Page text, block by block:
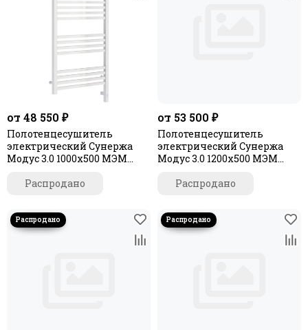
от 48 550 ₽
Полотенцесушитель
электрический Сунержа
Модус 3.0 1000х500 МЭМ
Распродано
от 53 500 ₽
Полотенцесушитель
электрический Сунержа
Модус 3.0 1200х500 МЭМ
Распродано